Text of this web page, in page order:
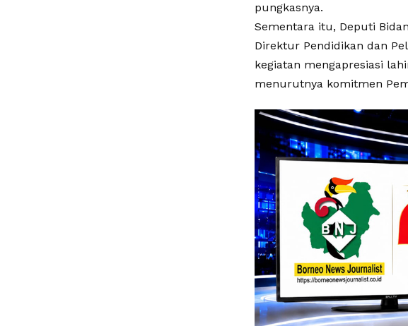
pungkasnya.
Sementara itu, Deputi
Direktur Pendidikan dan
kegiatan mengapresiasi
menurutnya komitmen